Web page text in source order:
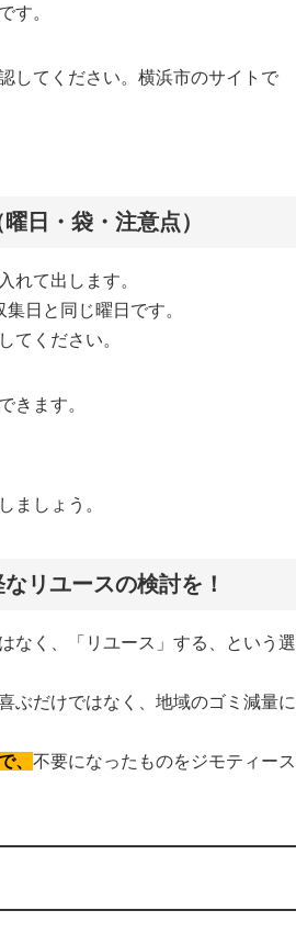
す。
してください。横浜市のサイトで
日・袋・注意点）
れて出します。
日と同じ曜日です。
てください。
きます。
ましょう。
リユースの検討を！
なく、「リユース」する、という選
ぶだけではなく、地域のゴミ減量に
、 不要になったものをジモティース